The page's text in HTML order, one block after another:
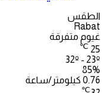
الطقس
Rabat
غيوم متفرقة
25
℃
32º - 23º
85%
0.76 كيلومتر/ساعة
℃